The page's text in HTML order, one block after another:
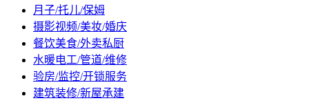
月子/托儿/保姆
摄影视频/美妆/婚庆
餐饮美食/外卖私厨
水暖电工/管道/维修
验房/监控/开锁服务
建筑装修/新屋承建